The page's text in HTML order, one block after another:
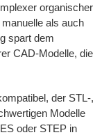
organischer
als auch
spart dem
CAD-Modelle, die
der STL-,
Modelle
oder STEP in